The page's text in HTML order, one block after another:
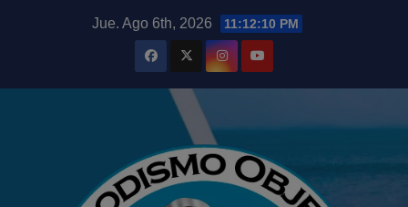
Jue. Ago 6th, 2026 11:12:11 PM
modal-check